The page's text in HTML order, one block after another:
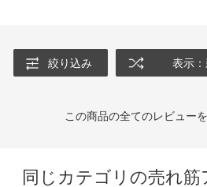
絞り込み 表示
この商品の全てのレビュー
同じカテゴリの売れ筋